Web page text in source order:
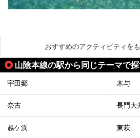
おすすめのアクティビティを
山陰本線の駅から同じテーマで
宇田郷 木与
奈古 長門大
越ケ浜 東萩